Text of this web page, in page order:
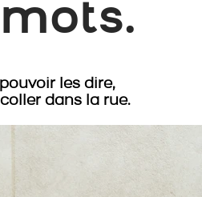
les dire,
dans la rue.